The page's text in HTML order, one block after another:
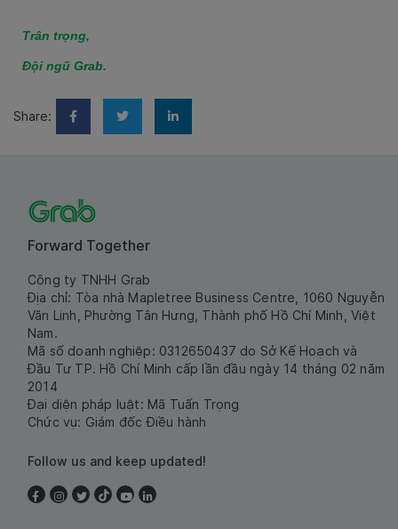
Trân trọng,
Đội ngũ Grab.
Share:
Forward Together
Công ty TNHH Grab
Địa chỉ: Tòa nhà Mapletree Business Centre, 1060 Nguyễn
Văn Linh, Phường Tân Hưng, Thành phố Hồ Chí Minh, Việt
Nam.
Mã số doanh nghiệp: 0312650437 do Sở Kế Hoạch và
Đầu Tư TP. Hồ Chí Minh cấp lần đầu ngày 14 tháng 02 năm
2014
Đại diện pháp luật: Mã Tuấn Trọng
Chức vụ: Giám đốc Điều hành
Follow us and keep updated!